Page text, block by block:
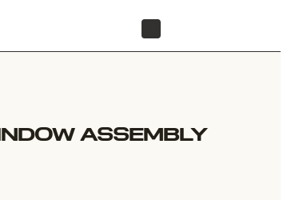
ASSEMBLY